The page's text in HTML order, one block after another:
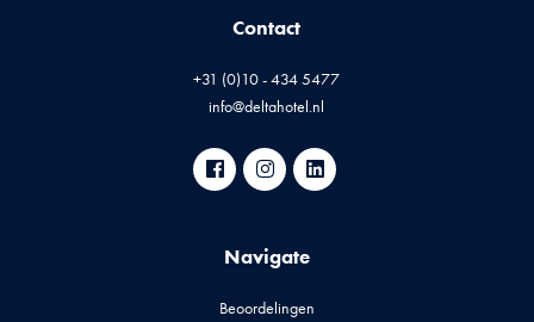
Contact
+31 (0)10 - 434 5477
info@deltahotel.nl
Navigate
Beoordelingen